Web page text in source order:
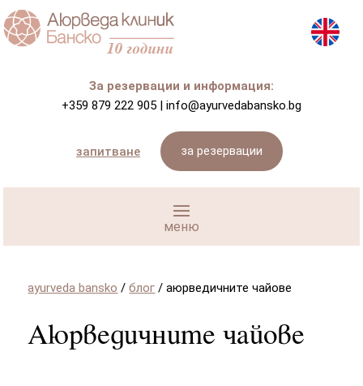
За резервации и информация:
+359 879 222 905 | info@ayurvedabansko.bg
запитване за резервации
ayurveda bansko /блог /аюрведичните чайове
Аюрведичните чайове